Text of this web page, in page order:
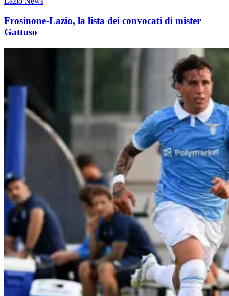
Frosinone-Lazio, la lista dei convocati di mister
Gattuso